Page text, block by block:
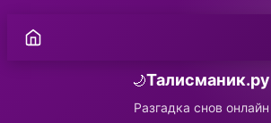
🌙Талисманик.ру
Разгадка снов онлайн